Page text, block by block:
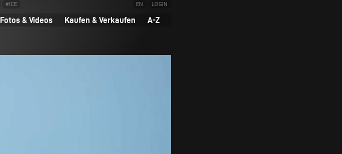
#ICE EN LOGIN
Fotos & Videos Kaufen & Verkaufen A-Z